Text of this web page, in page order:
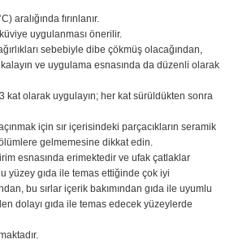
Stoneware Flux
aralığında fırınlanır.
uygulanması önerilir.
sebebiyle dibe çökmüş olacağından,
ve uygulama esnasında da düzenli olarak
kat olarak uygulayın; her kat sürüldükten sonra
için sır içerisindeki parçacıkların seramik
gelmemesine dikkat edin.
esnasında erimektedir ve ufak çatlaklar
yüzey gıda ile temas ettiğinde çok iyi
bu sırlar içerik bakımından gıda ile uyumlu
dolayı gıda ile temas edecek yüzeylerde